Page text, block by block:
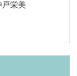
栄美